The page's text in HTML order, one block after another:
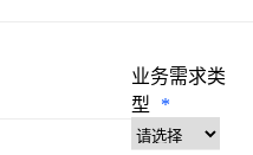
业务需求类
型
*